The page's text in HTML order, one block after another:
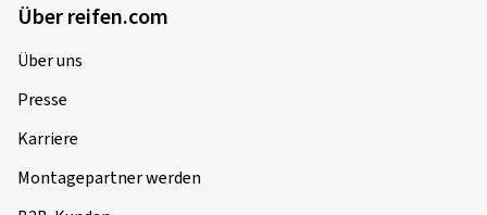
Über reifen.com
Über uns
Presse
Karriere
Montagepartner werden